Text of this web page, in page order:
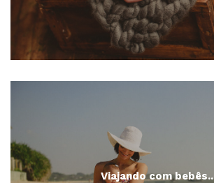
Viajando com bebês..